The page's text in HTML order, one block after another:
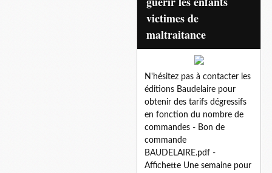
victimes de
maltraitance
N'hésitez pas à contacter les
éditions Baudelaire pour
obtenir des tarifs dégressifs
en fonction du nombre de
commandes - Bon de
commande
BAUDELAIRE.pdf -
Affichette Une semaine pour